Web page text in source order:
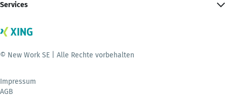
Services
© New Work SE | Alle Rechte vorbehalten
Impressum
AGB